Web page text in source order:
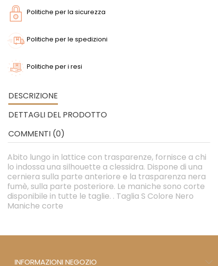
Politiche per la sicurezza
Politiche per le spedizioni
Politiche per i resi
DESCRIZIONE
DETTAGLI DEL PRODOTTO
COMMENTI (0)
Abito lungo in lattice con trasparenze, fornisce a chi
lo indossa una silhouette a clessidra. Dispone di una
cerniera sulla parte anteriore e la trasparenza nera
fumè, sulla parte posteriore. Le maniche sono corte
disponibile in tutte le taglie. . Taglia S Colore Nero
Maniche corte
INFORMAZIONI NEGOZIO